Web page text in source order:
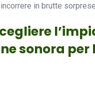
in brutte
sonora per